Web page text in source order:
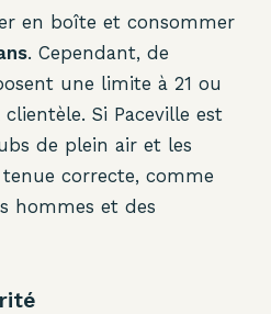
en boîte et consommer
. Cependant, de
une limite à 21 ou
Si Paceville est
de plein air et les
correcte, comme
hommes et des